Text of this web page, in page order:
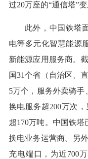
过20万座的“通信塔”变
此外，中国铁塔
电等多元化智慧能源
新能源应用服务商。
国31个省（自治区、
5万个，服务外卖骑手
换电服务超200万次
超170万吨。中国铁
换电业务运营商。另
充电端口，为近700